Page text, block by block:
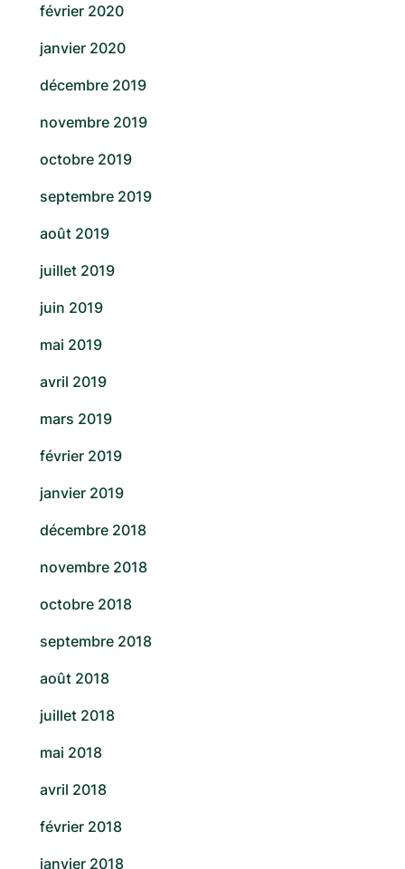
février 2020
janvier 2020
décembre 2019
novembre 2019
octobre 2019
septembre 2019
août 2019
juillet 2019
juin 2019
mai 2019
avril 2019
mars 2019
février 2019
janvier 2019
décembre 2018
novembre 2018
octobre 2018
septembre 2018
août 2018
juillet 2018
mai 2018
avril 2018
février 2018
janvier 2018